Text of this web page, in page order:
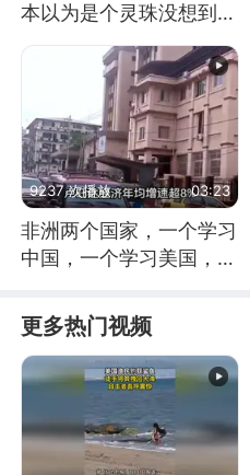
本以为是个灵珠没想到是
9237 次播放 03:23
非洲两个国家，一个学习
中国，一个学习美国，结
更多热门视频